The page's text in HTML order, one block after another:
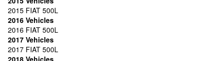
2015 FIAT 500L
2016 Vehicles
2016 FIAT 500L
2017 Vehicles
2017 FIAT 500L
2018 Vehicles